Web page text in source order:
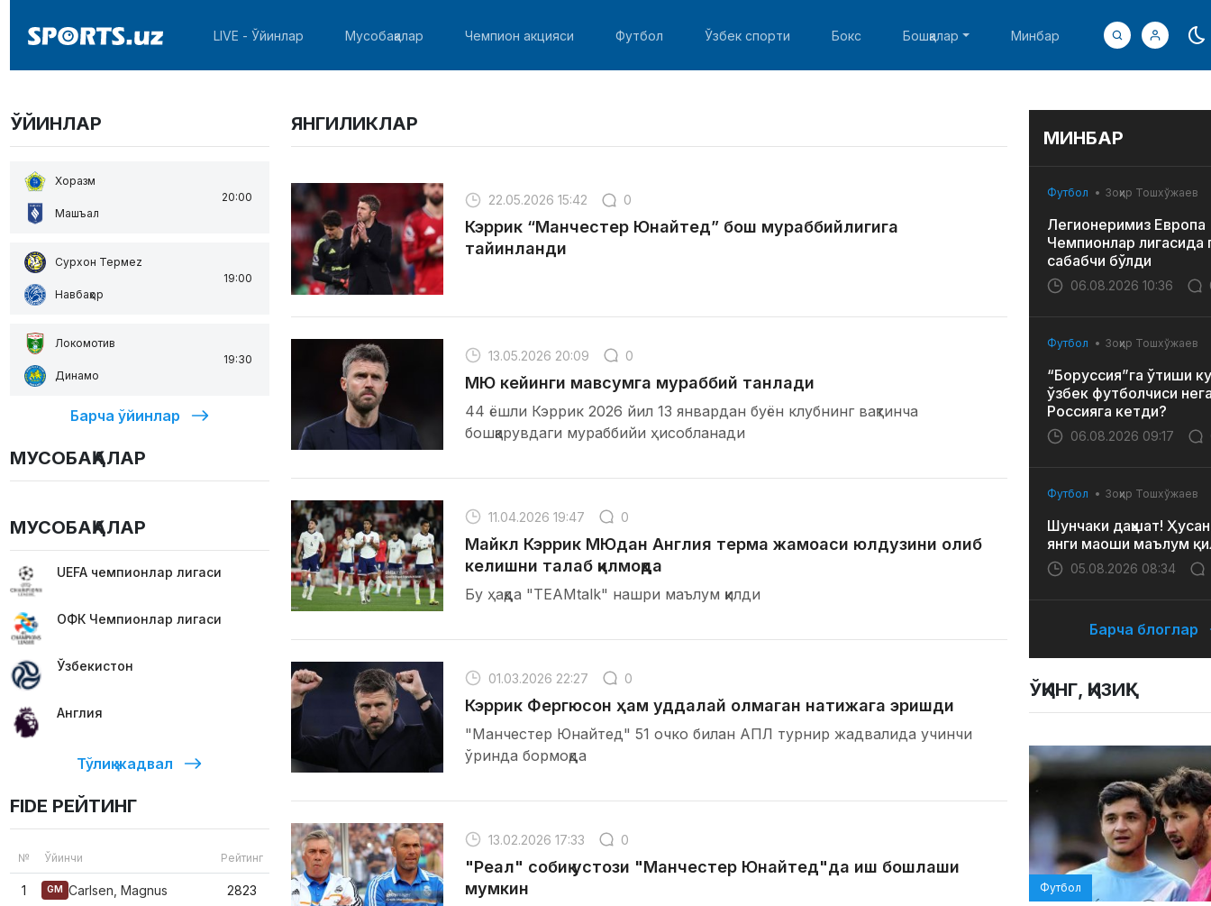
LIVE - Ўйинлар Мусобақалар Чемпион акцияси Футбол Ўзбек спорти Бокс Бошқалар Минбар
ЎЙИНЛАР
Хоразм
Машъал
20:00
Сурхон Термеz
Навбаҳор
19:00
Локомотив
Динамо
19:30
Барча ўйинлар
МУСОБАҚАЛАР
МУСОБАҚАЛАР
UEFA чемпионлар лигаси
ОФК Чемпионлар лигаси
Ўзбекистон
Англия
Тўлиқ жадвал
FIDE РЕЙТИНГ
№ Ўйинчи Рейтинг
1 GM Carlsen, Magnus 2823
ЯНГИЛИКЛАР
22.05.2026 15:42 0
Кэррик “Манчестер Юнайтед” бош мураббийлигига
тайинланди
13.05.2026 20:09 0
МЮ кейинги мавсумга мураббий танлади
44 ёшли Кэррик 2026 йил 13 январдан буён клубнинг вақтинча
бошқарувдаги мураббийи ҳисобланади
11.04.2026 19:47 0
Майкл Кэррик МЮдан Англия терма жамоаси юлдузини олиб
келишни талаб қилмоқда
Бу ҳақда "ТЕАМtalk" нашри маълум қилди
01.03.2026 22:27 0
Кэррик Фергюсон ҳам уддалай олмаган натижага эришди
"Манчестер Юнайтед" 51 очко билан АПЛ турнир жадвалида учинчи
ўринда бормоқда
13.02.2026 17:33 0
"Реал" собиқ устози "Манчестер Юнайтед"да иш бошлаши
мумкин
МИНБАР
Футбол Зоҳир Тошхўжаев
Легионеримиз Европа
Чемпионлар лигасида
сабабчи бўлди
06.08.2026 10:36
Футбол Зоҳир Тошхўжаев
“Боруссия”га ўтиши
ўзбек футболчиси
Россияга кетди?
06.08.2026 09:17
Футбол Зоҳир Тошхўжаев
Шунчаки даҳшат!
янги маоши маълум
05.08.2026 08:34
Барча блоглар
ЎҚИНГ, ҚИЗИҚ!
Футбол